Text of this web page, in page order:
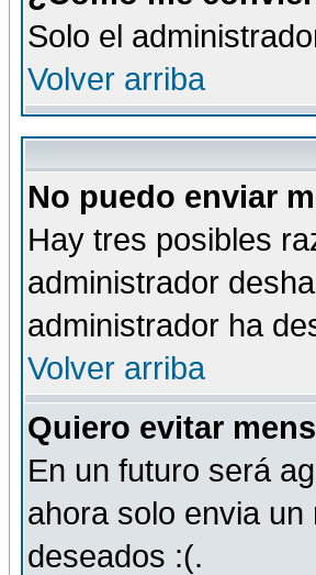
Solo el
Volver arriba
No puedo enviar
Hay tres posibles
administrador
administrador ha
Volver arriba
Quiero evitar
En un futuro será
ahora solo envia
deseados :(.